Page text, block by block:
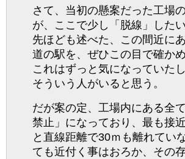
さて、当初の懸案だった工場
が、ここで少し「脱線」したい
先ほども述べた、この間近に
道の駅を、ぜひこの目で確か
これはずっと気になっていた
そういう人がいると思う。
だが案の定、工場内にある全
禁止」になっており、最も接
と直線距離で30ｍも離れてい
ても近付く事はおろか、その